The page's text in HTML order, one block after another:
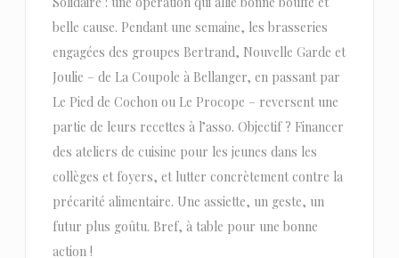
belle cause. Pendant une semaine, les brasseries
engagées des groupes Bertrand, Nouvelle Garde et
Joulie – de La Coupole à Bellanger, en passant par
Le Pied de Cochon ou Le Procope – reversent une
partie de leurs recettes à l’asso. Objectif ? Financer
des ateliers de cuisine pour les jeunes dans les
collèges et foyers, et lutter concrètement contre la
précarité alimentaire. Une assiette, un geste, un
futur plus goûtu. Bref, à table pour une bonne
action !